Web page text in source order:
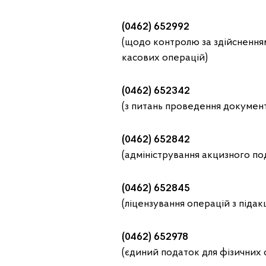
(0462) 652992
(щодо контролю за
касових операцій)
(0462) 652342
(з питань проведення
(0462) 652842
(адміністрування акцизного
(0462) 652845
(ліцензування операцій з
(0462) 652978
(єдиний податок для